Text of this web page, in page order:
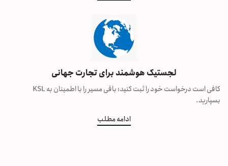
لجستیک هوشمند برای تجارت جهانی
کافی است درخواست خود را ثبت کنید؛ باقی مسیر را با اطمینان به KSL
بسپارید.
ادامه مطلب